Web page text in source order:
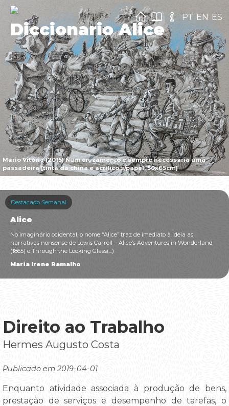
Mário Vitória (2015) Num cruzamento é sempre necessária uma
passadeira [tinta da china e acrílico s/papel, 50x65cm]
Diccionario Alice
PT EN ES
Destacado Semanal
Alice
No imaginário ocidental, o nome “Alice” traz de imediato à ideia as
narrativas nonsense de Lewis Carroll – Alice’s Adventures in Wonderland
(1865) e Through the Looking Glass(...)
Maria Irene Ramalho
Direito ao Trabalho
Hermes Augusto Costa
Publicado em 2019-04-01
Enquanto atividade associada à produção de bens,
prestação de serviços e desempenho de tarefas, o